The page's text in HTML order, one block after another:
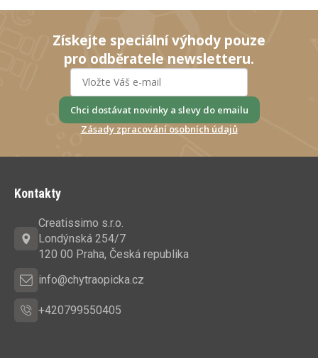
Získejte speciální výhody pouze
pro odběratele newsletteru.
Chci dostávat novinky a slevy do emailu
Zásady zpracování osobních údajů
Kontakty
Creatissimo s.r.o.
Londýnská 254/7
120 00 Praha, Česká republika
info@chytraopicka.cz
+420799550405